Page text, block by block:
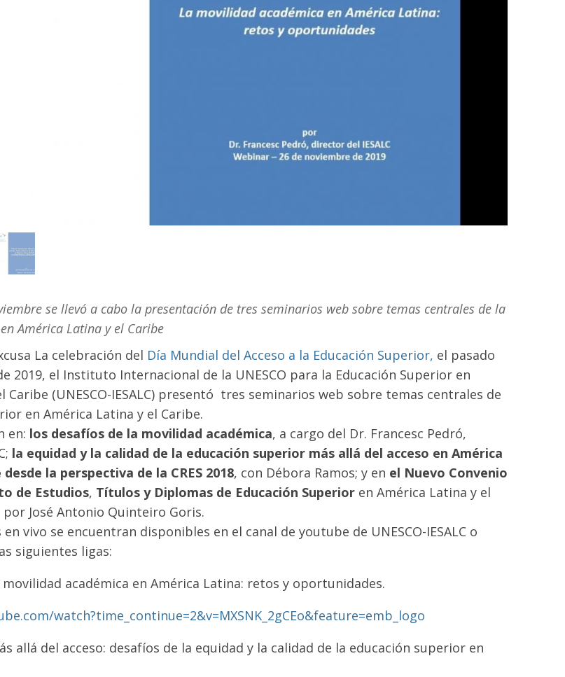
se llevó a cabo la presentación de tres seminarios web sobre temas centrales de la
América Latina y el Caribe
La celebración del Día Mundial del Acceso a la Educación Superior, el pasado
2019, el Instituto Internacional de la UNESCO para la Educación Superior en
Caribe (UNESCO-IESALC) presentó tres seminarios web sobre temas centrales de
en América Latina y el Caribe.
en: los desafíos de la movilidad académica, a cargo del Dr. Francesc Pedró,
la equidad y la calidad de la educación superior más allá del acceso en América
la perspectiva de la CRES 2018, con Débora Ramos; y en el Nuevo Convenio
de Estudios, Títulos y Diplomas de Educación Superior en América Latina y el
José Antonio Quinteiro Goris.
vivo se encuentran disponibles en el canal de youtube de UNESCO-IESALC o
siguientes ligas:
académica en América Latina: retos y oportunidades.
watch?time_continue=2&v=MXSNK_2gCEo&feature=emb_logo
allá del acceso: desafíos de la equidad y la calidad de la educación superior en